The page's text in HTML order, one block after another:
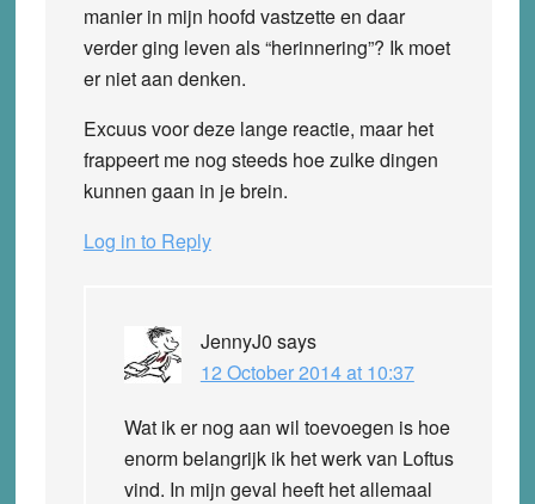
manier in mijn hoofd vastzette en daar
verder ging leven als “herinnering”? Ik moet
er niet aan denken.
Excuus voor deze lange reactie, maar het
frappeert me nog steeds hoe zulke dingen
kunnen gaan in je brein.
Log in to Reply
JennyJ0 says
12 October 2014 at 10:37
Wat ik er nog aan wil toevoegen is hoe
enorm belangrijk ik het werk van Loftus
vind. In mijn geval heeft het allemaal